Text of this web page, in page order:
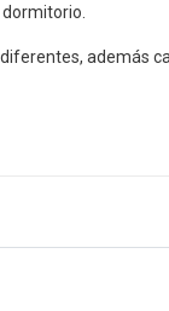
además